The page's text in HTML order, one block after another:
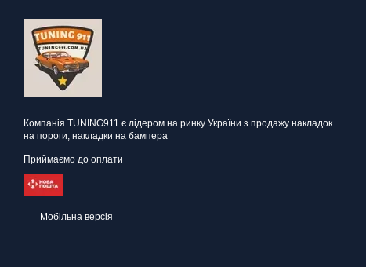
Компанія TUNING911 є лідером на ринку України з продажу накладок
на пороги, накладки на бампера
Приймаємо до оплати
Мобільна версія